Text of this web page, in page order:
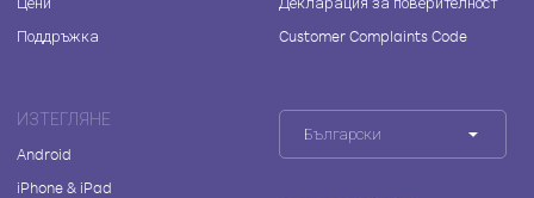
Поддръжка
Customer Complaints Code
ИЗТЕГЛЯНЕ
Android
iPhone & iPad
Български